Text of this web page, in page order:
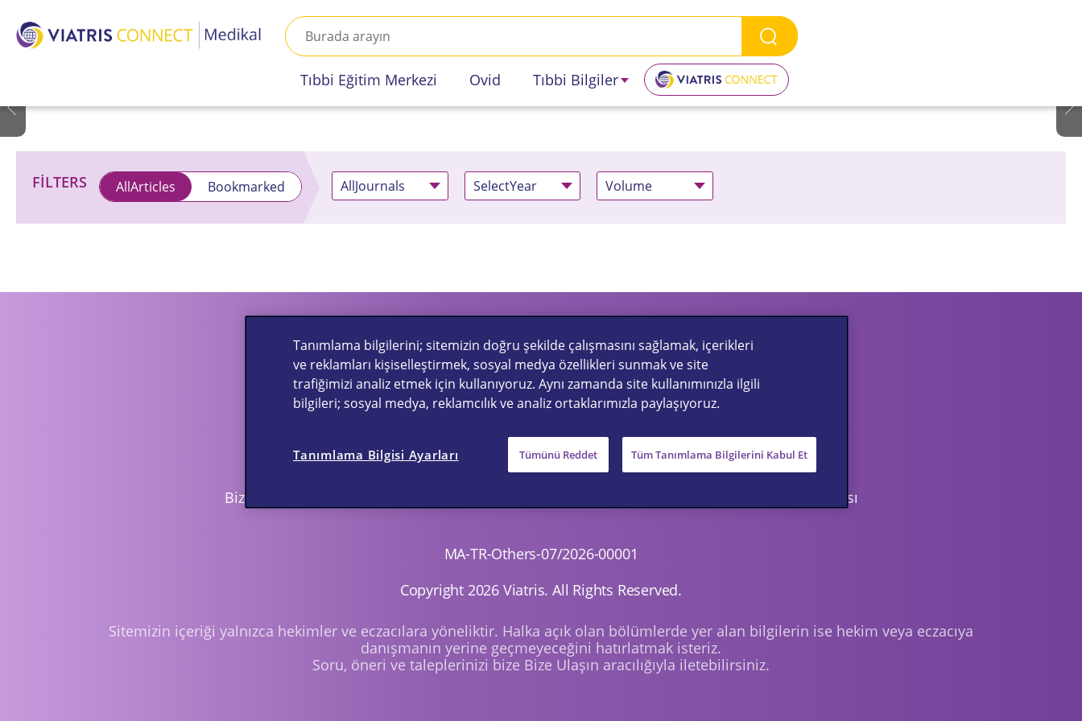
Tıbbi Eğitim Merkezi Ovid Tıbbi Bilgiler
FILTERS AllArticles Bookmarked AllJournals SelectYear Volume
Bize Ulaşın Çerez Politikası
MA-TR-Others-07/2026-00001
Copyright 2026 Viatris. All Rights Reserved.
Sitemizin içeriği yalnızca hekimler ve eczacılara yöneliktir. Halka açık olan bölümlerde yer alan bilgilerin ise hekim veya eczacıya
danışmanın yerine geçmeyeceğini hatırlatmak isteriz.
Soru, öneri ve taleplerinizi bize Bize Ulaşın aracılığıyla iletebilirsiniz.
Tanımlama bilgilerini; sitemizin doğru şekilde çalışmasını sağlamak, içerikleri
ve reklamları kişiselleştirmek, sosyal medya özellikleri sunmak ve site
trafiğimizi analiz etmek için kullanıyoruz. Aynı zamanda site kullanımınızla ilgili
bilgileri; sosyal medya, reklamcılık ve analiz ortaklarımızla paylaşıyoruz.
Tümünü Reddet Tüm Tanımlama Bilgilerini Kabul Et
Tanımlama Bilgisi Ayarları